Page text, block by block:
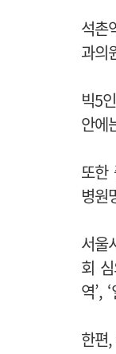
석촌
과의
빅5
안에
또한
병원
서울
회
역’,
한편